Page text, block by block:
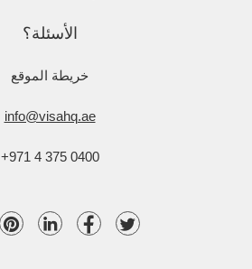
الأسئلة؟
خريطة الموقع
info@visahq.ae
+971 4 375 0400